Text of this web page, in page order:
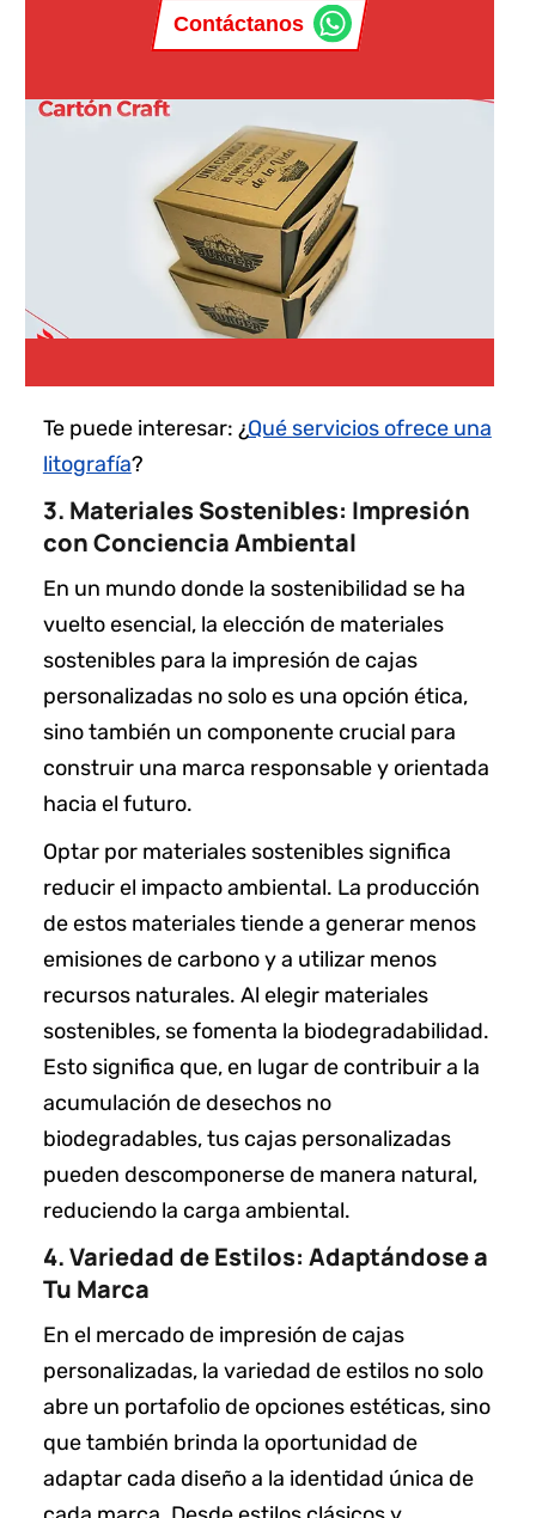
Contáctanos
Te puede interesar: ¿Qué servicios ofrece una
litografía?
3. Materiales Sostenibles: Impresión
con Conciencia Ambiental
En un mundo donde la sostenibilidad se ha
vuelto esencial, la elección de materiales
sostenibles para la impresión de cajas
personalizadas no solo es una opción ética,
sino también un componente crucial para
construir una marca responsable y orientada
hacia el futuro.
Optar por materiales sostenibles significa
reducir el impacto ambiental. La producción
de estos materiales tiende a generar menos
emisiones de carbono y a utilizar menos
recursos naturales. Al elegir materiales
sostenibles, se fomenta la biodegradabilidad.
Esto significa que, en lugar de contribuir a la
acumulación de desechos no
biodegradables, tus cajas personalizadas
pueden descomponerse de manera natural,
reduciendo la carga ambiental.
4. Variedad de Estilos: Adaptándose a
Tu Marca
En el mercado de impresión de cajas
personalizadas, la variedad de estilos no solo
abre un portafolio de opciones estéticas, sino
que también brinda la oportunidad de
adaptar cada diseño a la identidad única de